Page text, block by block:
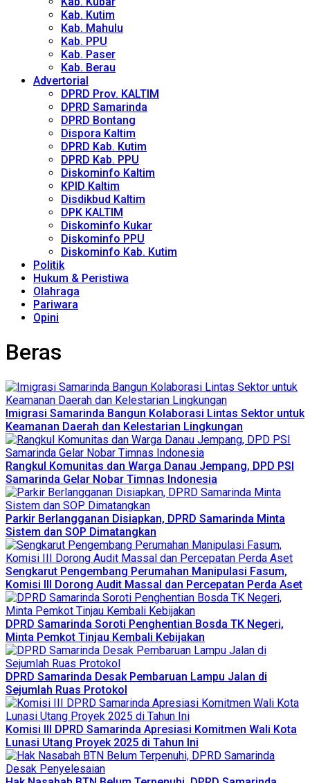
Kab. Kutim
Kab. Mahulu
Kab. PPU
Kab. Paser
Kab. Berau
Advertorial
DPRD Prov. KALTIM
DPRD Samarinda
DPRD Bontang
Dispora Kaltim
DPRD Kab. Kutim
DPRD Kab. PPU
Diskominfo Kaltim
KPID Kaltim
Disdikbud Kaltim
DPK KALTIM
Diskominfo Kukar
Diskominfo PPU
Diskominfo Kab. Kutim
Politik
Hukum & Peristiwa
Olahraga
Pariwara
Opini
Beras
Imigrasi Samarinda Bangun Kolaborasi Lintas Sektor untuk
Keamanan Daerah dan Kelestarian Lingkungan
Rangkul Komunitas dan Warga Danau Jempang, DPD PSI
Samarinda Gelar Nobar Timnas Indonesia
Parkir Berlangganan Disiapkan, DPRD Samarinda Minta
Sistem dan SOP Dimatangkan
Sengkarut Pengembang Perumahan Manipulasi Fasum,
Komisi III Dorong Audit Massal dan Percepatan Perda Aset
DPRD Samarinda Soroti Penghentian Bosda TK Negeri,
Minta Pemkot Tinjau Kembali Kebijakan
DPRD Samarinda Desak Pembaruan Lampu Jalan di
Sejumlah Ruas Protokol
Komisi III DPRD Samarinda Apresiasi Komitmen Wali Kota
Lunasi Utang Proyek 2025 di Tahun Ini